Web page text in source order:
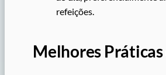
refeições.
Melhores Práticas